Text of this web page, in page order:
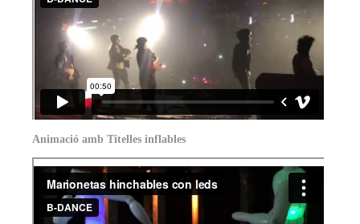
Animació amb Titelles inflables